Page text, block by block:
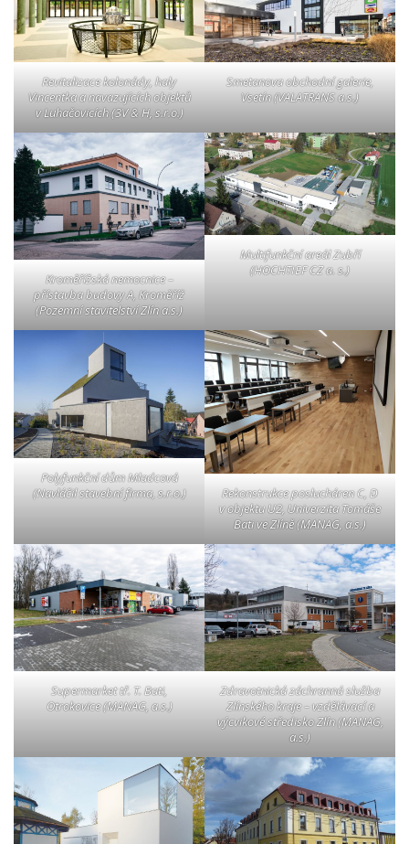
Revitalizace kolonády, haly
Vincentka a navazujících objektů
v Luhačovicích (3V & H, s.r.o.)
Smetanova obchodní galerie,
Vsetín (VALATRANS a.s.)
Kroměřížská nemocnice –
přístavba budovy A, Kroměříž
(Pozemní stavitelství Zlín a.s.)
Multifunkční areál Zubří
(HOCHTIEF CZ a. s.)
Polyfunkční dům Mladcová
(Navláčil stavební firma, s.r.o.)
Rekonstrukce poslucháren C, D
v objektu U2, Univerzita Tomáše
Bati ve Zlíně (MANAG, a.s.)
Supermarket tř. T. Bati,
Otrokovice (MANAG, a.s.)
Zdravotnická záchranná služba
Zlínského kraje – vzdělávací a
výcvikové středisko Zlín (MANAG,
a.s.)